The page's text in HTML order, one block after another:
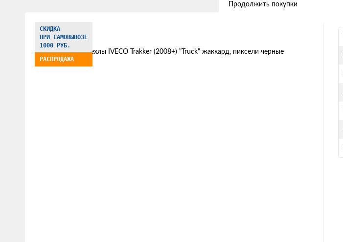
товаров
СКИДКА
ПРИ САМОВЫВОЗЕ
1000 РУБ.
РАСПРОДАЖА
Продолжить покупки